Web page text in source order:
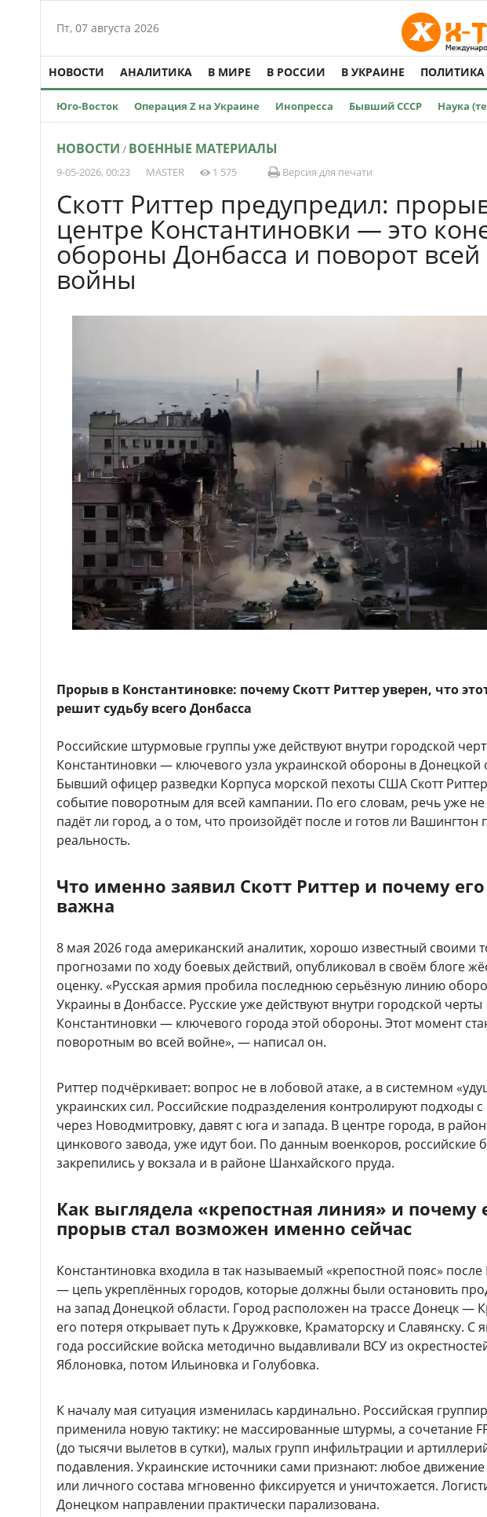
Пт, 07 августа 2026
НОВОСТИ АНАЛИТИКА В МИРЕ В РОССИИ В УКРАИНЕ ПОЛИТИКА
Юго-Восток Операция Z на Украине Инопресса Бывший СССР Наука
НОВОСТИ / ВОЕННЫЕ МАТЕРИАЛЫ
9-05-2026, 00:23 MASTER 1 575 Версия для печати
Скотт Риттер предупредил:
центре Константиновки — это
обороны Донбасса и поворот всей
войны
Прорыв в Константиновке: почему Скотт Риттер уверен, что
решит судьбу всего Донбасса
Российские штурмовые группы уже действуют внутри городской
Константиновки — ключевого узла украинской обороны в Донецкой
Бывший офицер разведки Корпуса морской пехоты США Скотт Риттер
событие поворотным для всей кампании. По его словам, речь уже
падёт ли город, а о том, что произойдёт после и готов ли Вашингтон
реальность.
Что именно заявил Скотт Риттер и почему
важна
8 мая 2026 года американский аналитик, хорошо известный своими
прогнозами по ходу боевых действий, опубликовал в своём блоге
оценку. «Русская армия пробила последнюю серьёзную линию
Украины в Донбассе. Русские уже действуют внутри городской черты
Константиновки — ключевого города этой обороны. Этот момент
поворотным во всей войне», — написал он.
Риттер подчёркивает: вопрос не в лобовой атаке, а в системном
украинских сил. Российские подразделения контролируют подходы с
через Новодмитровку, давят с юга и запада. В центре города, в
цинкового завода, уже идут бои. По данным военкоров, российские
закрепились у вокзала и в районе Шанхайского пруда.
Как выглядела «крепостная линия» и почему
прорыв стал возможен именно сейчас
Константиновка входила в так называемый «крепостной пояс» после
— цепь укреплённых городов, которые должны были остановить
на запад Донецкой области. Город расположен на трассе Донецк —
его потеря открывает путь к Дружковке, Краматорску и Славянску. С
года российские войска методично выдавливали ВСУ из
Яблоновка, потом Ильиновка и Голубовка.
К началу мая ситуация изменилась кардинально. Российская
применила новую тактику: не массированные штурмы, а сочетание
(до тысячи вылетов в сутки), малых групп инфильтрации и
подавления. Украинские источники сами признают: любое движение
или личного состава мгновенно фиксируется и уничтожается.
Донецком направлении практически парализована.